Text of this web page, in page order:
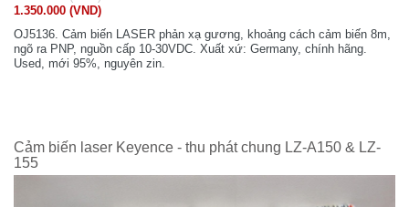
1.350.000 (VND)
OJ5136. Cảm biến LASER phản xạ gương, khoảng cách cảm biến 8m,
ngõ ra PNP, nguồn cấp 10-30VDC. Xuất xứ: Germany, chính hãng.
Used, mới 95%, nguyên zin.
Cảm biến laser Keyence - thu phát chung LZ-A150 & LZ-
155